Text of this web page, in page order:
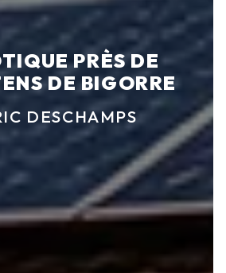
PRÈS DE
DE BIGORRE
DESCHAMPS